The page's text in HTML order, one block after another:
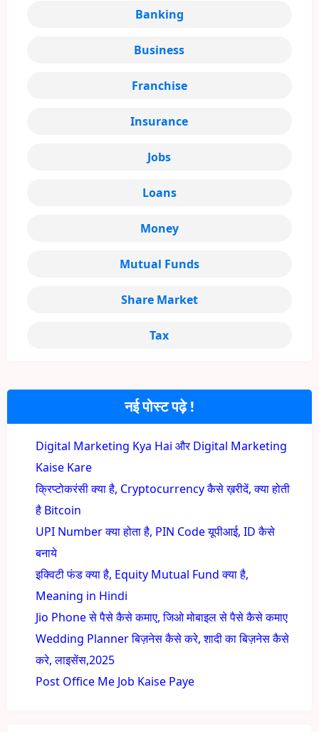
नई पोस्ट पढ़े !
Digital Marketing Kya Hai और Digital Marketing
Kaise Kare
क्रिप्टोकरंसी क्या है, Cryptocurrency कैसे ख़रीदें, क्या होती
है Bitcoin
UPI Number क्या होता है, PIN Code यूपीआई, ID कैसे
बनाये
इक्विटी फंड क्या है, Equity Mutual Fund क्या है,
Meaning in Hindi
Jio Phone से पैसे कैसे कमाए, जिओ मोबाइल से पैसे कैसे कमाए
Wedding Planner बिज़नेस कैसे करे, शादी का बिज़नेस कैसे
करे, लाइसेंस,2025
Post Office Me Job Kaise Paye
Banking
Business
Franchise
Insurance
Jobs
Loans
Money
Mutual Funds
Share Market
Tax